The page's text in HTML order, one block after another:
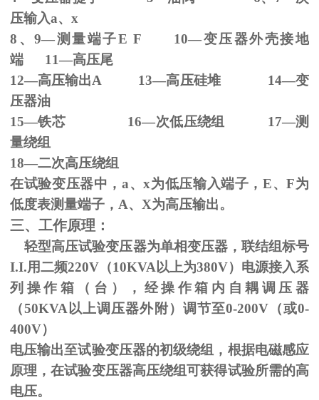
压输入a、 x
8、9—测量端子E F 10—变压器外壳接地
端 11—高压尾
12—高压输出A 13—高压硅堆 14—变
压器油
15—铁芯 16—次低压绕组 17—测
量绕组
18—二次高压绕组
在试验变压器中，a、x为低压输入端子，E、F为
低度表测量端子， A、 X为高压输出。
三、工作原理：
轻型高压试验变压器为单相变压器，联结组标号
I.I.用二频220V （10KVA 以上为380V）电源接入系
列操作箱（台），经操作箱内自耦调压器
（50KVA 以上调压器外附）调节至0-200V（或0-
400V）
电压输出至试验变压器的初级绕组，根据电磁感应
原理，在试验变压器高压绕组可获得试验所需的高
电压。